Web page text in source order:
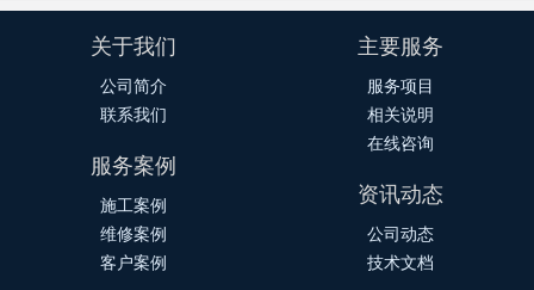
关于我们
公司简介
联系我们
主要服务
服务项目
相关说明
在线咨询
服务案例
施工案例
维修案例
客户案例
资讯动态
公司动态
技术文档